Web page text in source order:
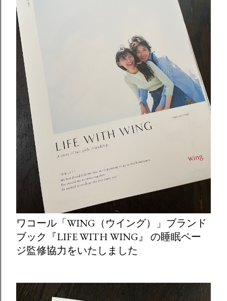
ワコール「WING（ウイング）」ブランド
ブック『LIFE WITH WING』 の睡眠ペー
ジ監修協力をいたしました